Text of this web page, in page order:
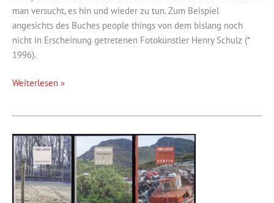
man versucht, es hin und wieder zu tun. Zum Beispiel
angesichts des Buches people things von dem bislang noch
nicht in Erscheinung getretenen Fotokünstler Henry Schulz (*
1996).
Sachen
Weiterlesen »